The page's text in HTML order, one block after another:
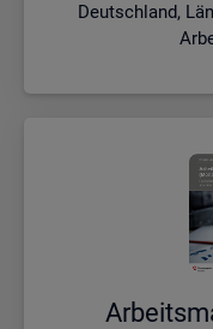
Deutschland,